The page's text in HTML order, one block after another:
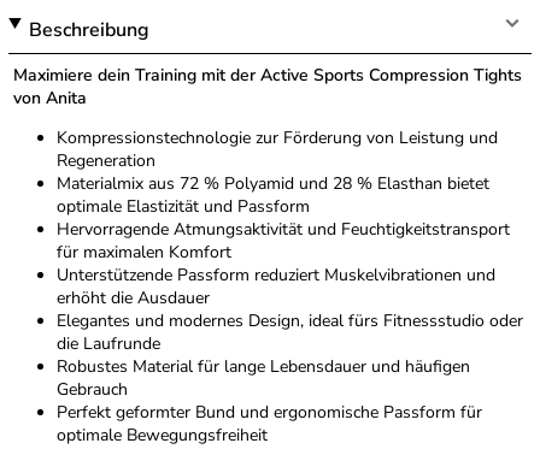
Beschreibung
Maximiere dein Training mit der Active Sports Compression Tights
von Anita
Kompressionstechnologie zur Förderung von Leistung und
Regeneration
Materialmix aus 72 % Polyamid und 28 % Elasthan bietet
optimale Elastizität und Passform
Hervorragende Atmungsaktivität und Feuchtigkeitstransport
für maximalen Komfort
Unterstützende Passform reduziert Muskelvibrationen und
erhöht die Ausdauer
Elegantes und modernes Design, ideal fürs Fitnessstudio oder
die Laufrunde
Robustes Material für lange Lebensdauer und häufigen
Gebrauch
Perfekt geformter Bund und ergonomische Passform für
optimale Bewegungsfreiheit